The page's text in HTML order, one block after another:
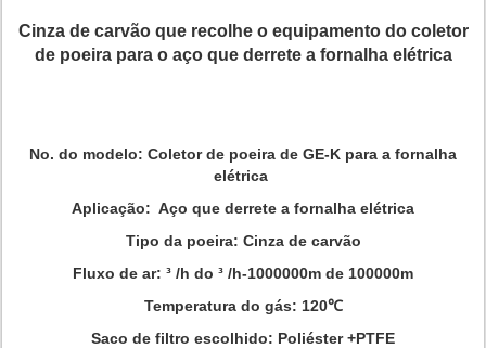
Cinza de carvão que recolhe o equipamento do coletor
de poeira para o aço que derrete a fornalha elétrica
No. do modelo: Coletor de poeira de GE-K para a fornalha
elétrica
Aplicação: Aço que derrete a fornalha elétrica
Tipo da poeira: Cinza de carvão
Fluxo de ar: ³ /h do ³ /h-1000000m de 100000m
Temperatura do gás: 120℃
Saco de filtro escolhido: Poliéster +PTFE